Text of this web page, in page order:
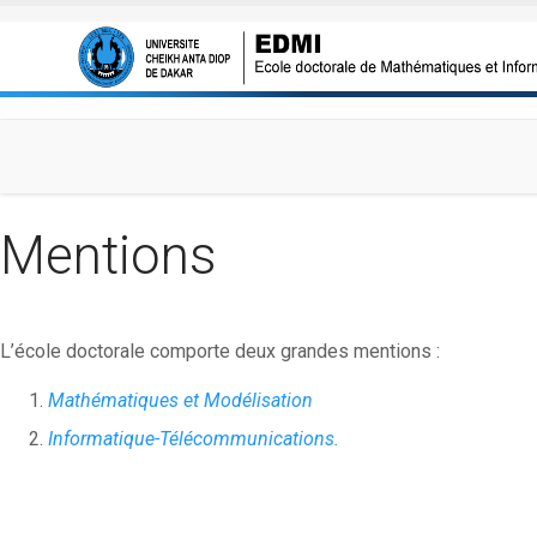
Mentions
L’école doctorale comporte deux grandes mentions :
Mathématiques et Modélisation
Informatique-Télécommunications.